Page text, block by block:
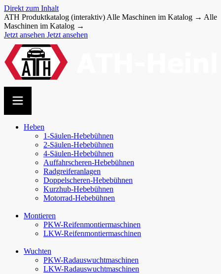
Direkt zum Inhalt
ATH Produktkatalog (interaktiv) Alle Maschinen im Katalog → Alle
Maschinen im Katalog →
Jetzt ansehen Jetzt ansehen
Heben
1-Säulen-Hebebühnen
2-Säulen-Hebebühnen
4-Säulen-Hebebühnen
Auffahr­scheren-​Hebebühnen
Radgreiferanlagen
Doppel­scheren-​Hebebühnen
Kurzhub-Hebebühnen
Motorrad-Hebebühnen
Montieren
PKW-Reifenmontiermaschinen
LKW-Reifenmontiermaschinen
Wuchten
PKW-Rad­auswucht­maschinen
LKW-Rad­auswucht­maschinen